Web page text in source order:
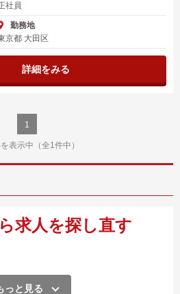
社員
勤務地
京都 大田区
詳細をみる
1
表示中（全1件中）
求人を探し直す
っと見る